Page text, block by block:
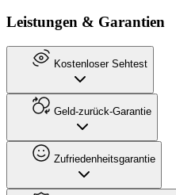
Leistungen & Garantien
Kostenloser Sehtest
Geld-zurück-Garantie
Zufriedenheitsgarantie